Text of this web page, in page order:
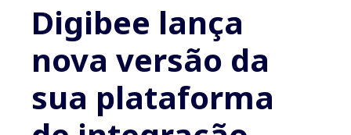
Digibee lança
nova versão da
sua plataforma